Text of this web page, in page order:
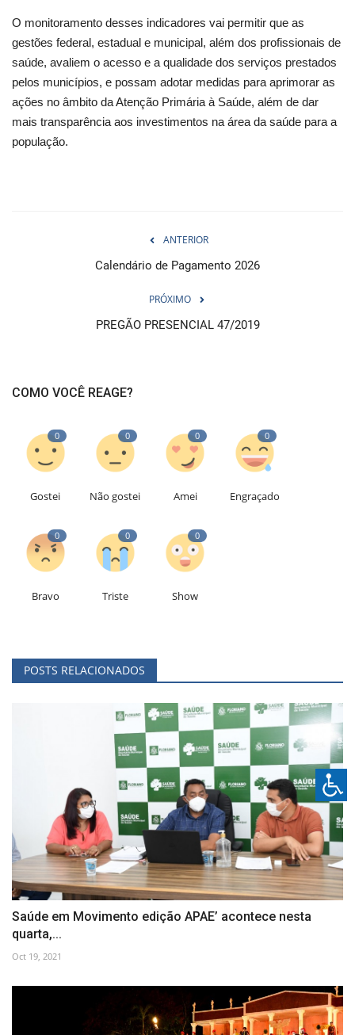
O monitoramento desses indicadores vai permitir que as
gestões federal, estadual e municipal, além dos profissionais de
saúde, avaliem o acesso e a qualidade dos serviços prestados
pelos municípios, e possam adotar medidas para aprimorar as
ações no âmbito da Atenção Primária à Saúde, além de dar
mais transparência aos investimentos na área da saúde para a
população.
ANTERIOR
Calendário de Pagamento 2026
PRÓXIMO
PREGÃO PRESENCIAL 47/2019
COMO VOCÊ REAGE?
0
Gostei
0
Não gostei
0
Amei
0
Engraçado
0
Bravo
0
Triste
0
Show
POSTS RELACIONADOS
Saúde em Movimento edição APAE’ acontece nesta
quarta,...
Oct 19, 2021